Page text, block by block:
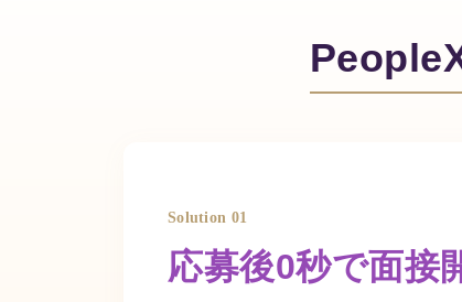
Solution 01
応募後0秒で面接